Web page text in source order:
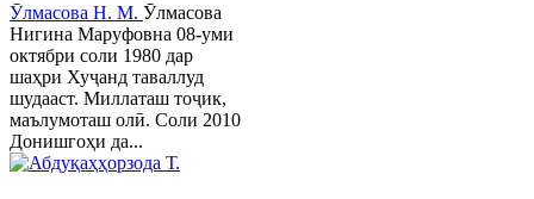
Ӯлмасова Н. М. Ӯлмасова
Нигина Маруфовна 08-уми
октябри соли 1980 дар
шаҳри Хуҷанд таваллуд
шудааст. Миллаташ тоҷик,
маълумоташ олӣ. Соли 2010
Донишгоҳи да...